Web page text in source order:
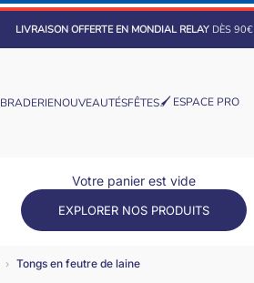
LIVRAISON OFFERTE EN MONDIAL RELAY DÈS 90€
BRADERIENOUVEAUTÉSFÊTES🖌️ ESPACE PRO
Votre panier est vide
EXPLORER NOS PRODUITS
› Tongs en feutre de laine